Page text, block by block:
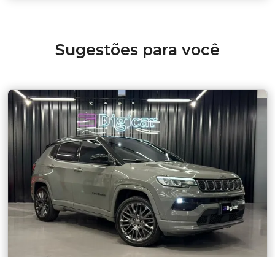
Sugestões para você